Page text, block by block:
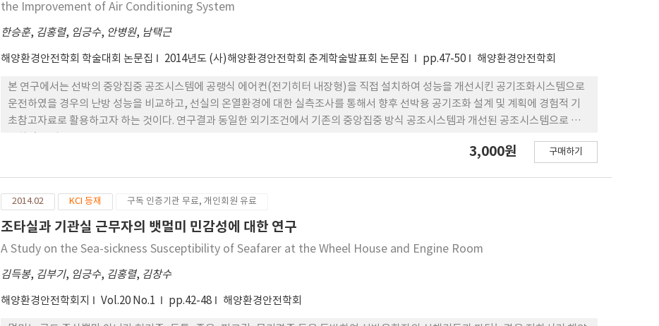
the Improvement of Air Conditioning System
한승훈, 김홍렬, 임긍수, 안병원, 남택근
해양환경안전학회 학술대회 논문집 2014년도 (사)해양환경안전학회 춘계학술발표회 논문집 pp.47-50 해양환경안전학회
본 연구에서는 선박의 중앙집중 공조시스템에 공랭식 에어컨(전기히터 내장형)을 직접 설치하여 성능을 개선시킨 공기조화시스템으로
운전하였을 경우의 난방 성능을 비교하고, 선실의 온열환경에 대한 실측조사를 통해서 향후 선박용 공기조화 설계 및 계획에 경험적 기
초참고자료로 활용하고자 하는 것이다. 연구결과 동일한 외기조건에서 기존의 중앙집중 방식 공조시스템과 개선된 공조시스템으로 운
3,000원 구매하기
2014.02 KCI 등재 구독 인증기관 무료, 개인회원 유료
조타실과 기관실 근무자의 뱃멀미 민감성에 대한 연구
A Study on the Sea-sickness Susceptibility of Seafarer at the Wheel House and Engine Room
김득봉, 김부기, 임긍수, 김홍렬, 김창수
해양환경안전학회지 Vol.20 No.1 pp.42-48 해양환경안전학회